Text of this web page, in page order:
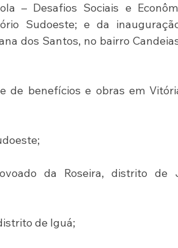
– Desafios Sociais e
Sudoeste; e da
dos Santos, no bairro
de benefícios e obras em
da Roseira, distrito de
de Iguá;